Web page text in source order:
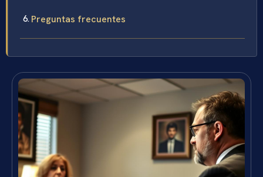
Preguntas frecuentes